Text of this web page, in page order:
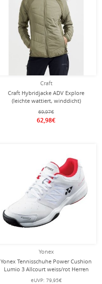
Craft
Craft Hybridjacke ADV Explore
(leichte wattiert, winddicht)
khakigrün Damen
69,97€
62,98€
Yonex
Yonex Tennisschuhe Power Cushion
Lumio 3 Allcourt weiss/rot Herren
eUVP: 79,95€